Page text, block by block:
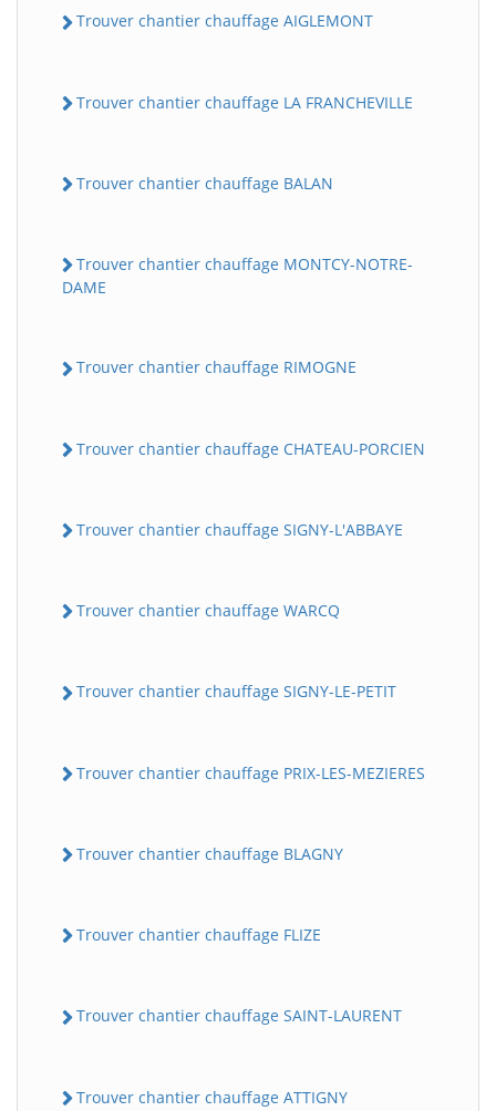
Trouver chantier chauffage AIGLEMONT
Trouver chantier chauffage LA FRANCHEVILLE
Trouver chantier chauffage BALAN
Trouver chantier chauffage MONTCY-NOTRE-
DAME
Trouver chantier chauffage RIMOGNE
Trouver chantier chauffage CHATEAU-PORCIEN
Trouver chantier chauffage SIGNY-L'ABBAYE
Trouver chantier chauffage WARCQ
Trouver chantier chauffage SIGNY-LE-PETIT
Trouver chantier chauffage PRIX-LES-MEZIERES
Trouver chantier chauffage BLAGNY
Trouver chantier chauffage FLIZE
Trouver chantier chauffage SAINT-LAURENT
Trouver chantier chauffage ATTIGNY